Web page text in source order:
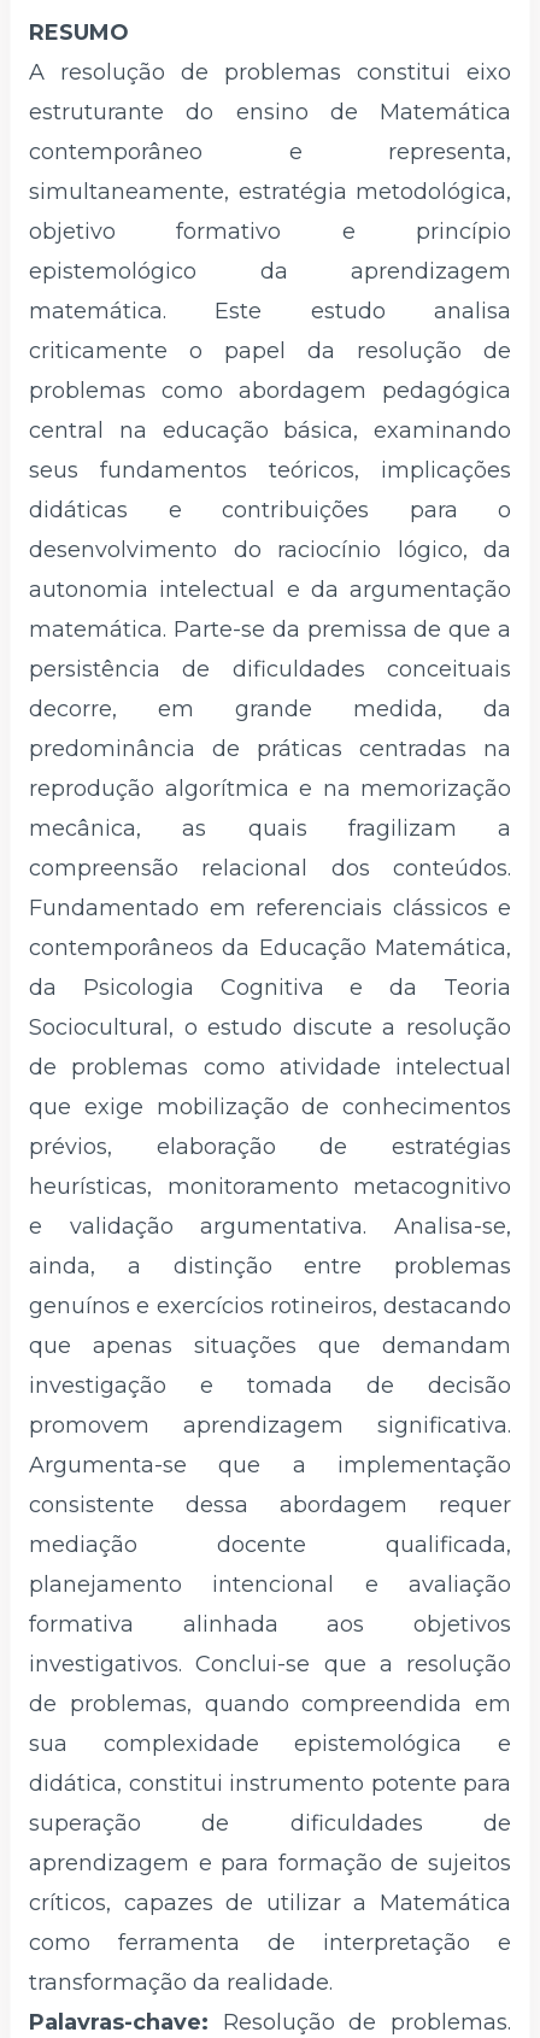
RESUMO
A resolução de problemas constitui eixo
estruturante do ensino de Matemática
contemporâneo e representa,
simultaneamente, estratégia metodológica,
objetivo formativo e princípio
epistemológico da aprendizagem
matemática. Este estudo analisa
criticamente o papel da resolução de
problemas como abordagem pedagógica
central na educação básica, examinando
seus fundamentos teóricos, implicações
didáticas e contribuições para o
desenvolvimento do raciocínio lógico, da
autonomia intelectual e da argumentação
matemática. Parte-se da premissa de que a
persistência de dificuldades conceituais
decorre, em grande medida, da
predominância de práticas centradas na
reprodução algorítmica e na memorização
mecânica, as quais fragilizam a
compreensão relacional dos conteúdos.
Fundamentado em referenciais clássicos e
contemporâneos da Educação Matemática,
da Psicologia Cognitiva e da Teoria
Sociocultural, o estudo discute a resolução
de problemas como atividade intelectual
que exige mobilização de conhecimentos
prévios, elaboração de estratégias
heurísticas, monitoramento metacognitivo
e validação argumentativa. Analisa-se,
ainda, a distinção entre problemas
genuínos e exercícios rotineiros, destacando
que apenas situações que demandam
investigação e tomada de decisão
promovem aprendizagem significativa.
Argumenta-se que a implementação
consistente dessa abordagem requer
mediação docente qualificada,
planejamento intencional e avaliação
formativa alinhada aos objetivos
investigativos. Conclui-se que a resolução
de problemas, quando compreendida em
sua complexidade epistemológica e
didática, constitui instrumento potente para
superação de dificuldades de
aprendizagem e para formação de sujeitos
críticos, capazes de utilizar a Matemática
como ferramenta de interpretação e
transformação da realidade.
Palavras-chave: Resolução de problemas.